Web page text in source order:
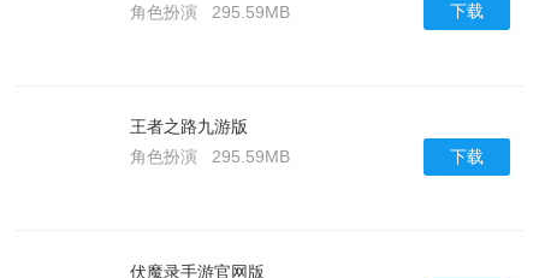
角色扮演
295.59MB 下载
王者之路九游版
角色扮演
295.59MB 下载
伏魔录手游官网版